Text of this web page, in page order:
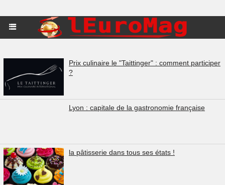
Prix culinaire le "Taittinger" : comment participer
?
Lyon : capitale de la gastronomie française
la pâtisserie dans tous ses états !